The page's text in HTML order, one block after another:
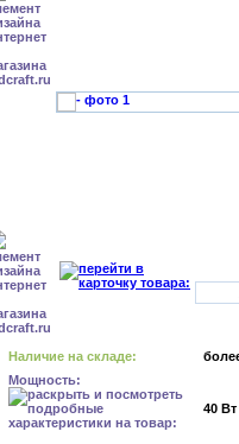
Наличие на складе:
Мощность:
40 Вт